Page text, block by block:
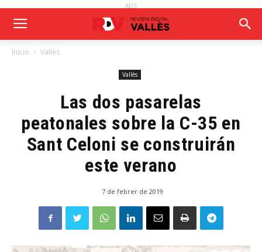
ADS
Inicio Vallès
Vallès
Las dos pasarelas
peatonales sobre la C-35 en
Sant Celoni se construirán
este verano
7 de febrer de 2019